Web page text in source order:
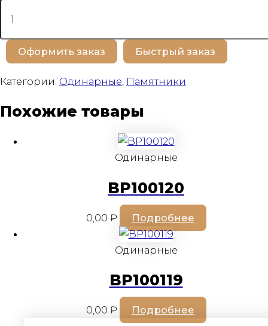
Количество
товара
Оформить заказ Быстрый заказ
Категории: Одинарные Памятники
Похожие товары
Одинарные
BP100120
0,00 ₽ Подробнее
Одинарные
BP100119
0,00 ₽ Подробнее